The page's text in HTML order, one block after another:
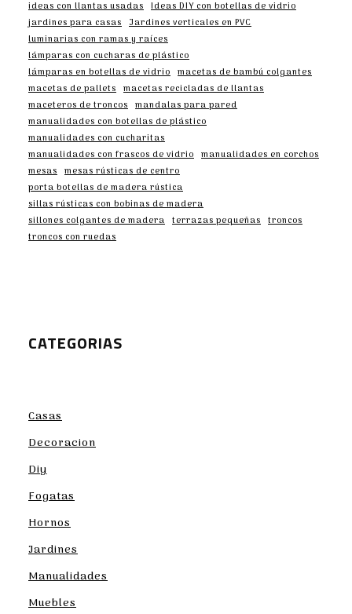
ideas con llantas usadas Ideas DIY con botellas de vidrio
jardines para casas Jardines verticales en PVC
luminarias con ramas y raíces
lámparas con cucharas de plástico
lámparas en botellas de vidrio macetas de bambú colgantes
macetas de pallets macetas recicladas de llantas
maceteros de troncos mandalas para pared
manualidades con botellas de plástico
manualidades con cucharitas
manualidades con frascos de vidrio manualidades en corchos
mesas mesas rústicas de centro
porta botellas de madera rústica
sillas rústicas con bobinas de madera
sillones colgantes de madera terrazas pequeñas troncos
troncos con ruedas
CATEGORIAS
Casas
Decoracion
Diy
Fogatas
Hornos
Jardines
Manualidades
Muebles